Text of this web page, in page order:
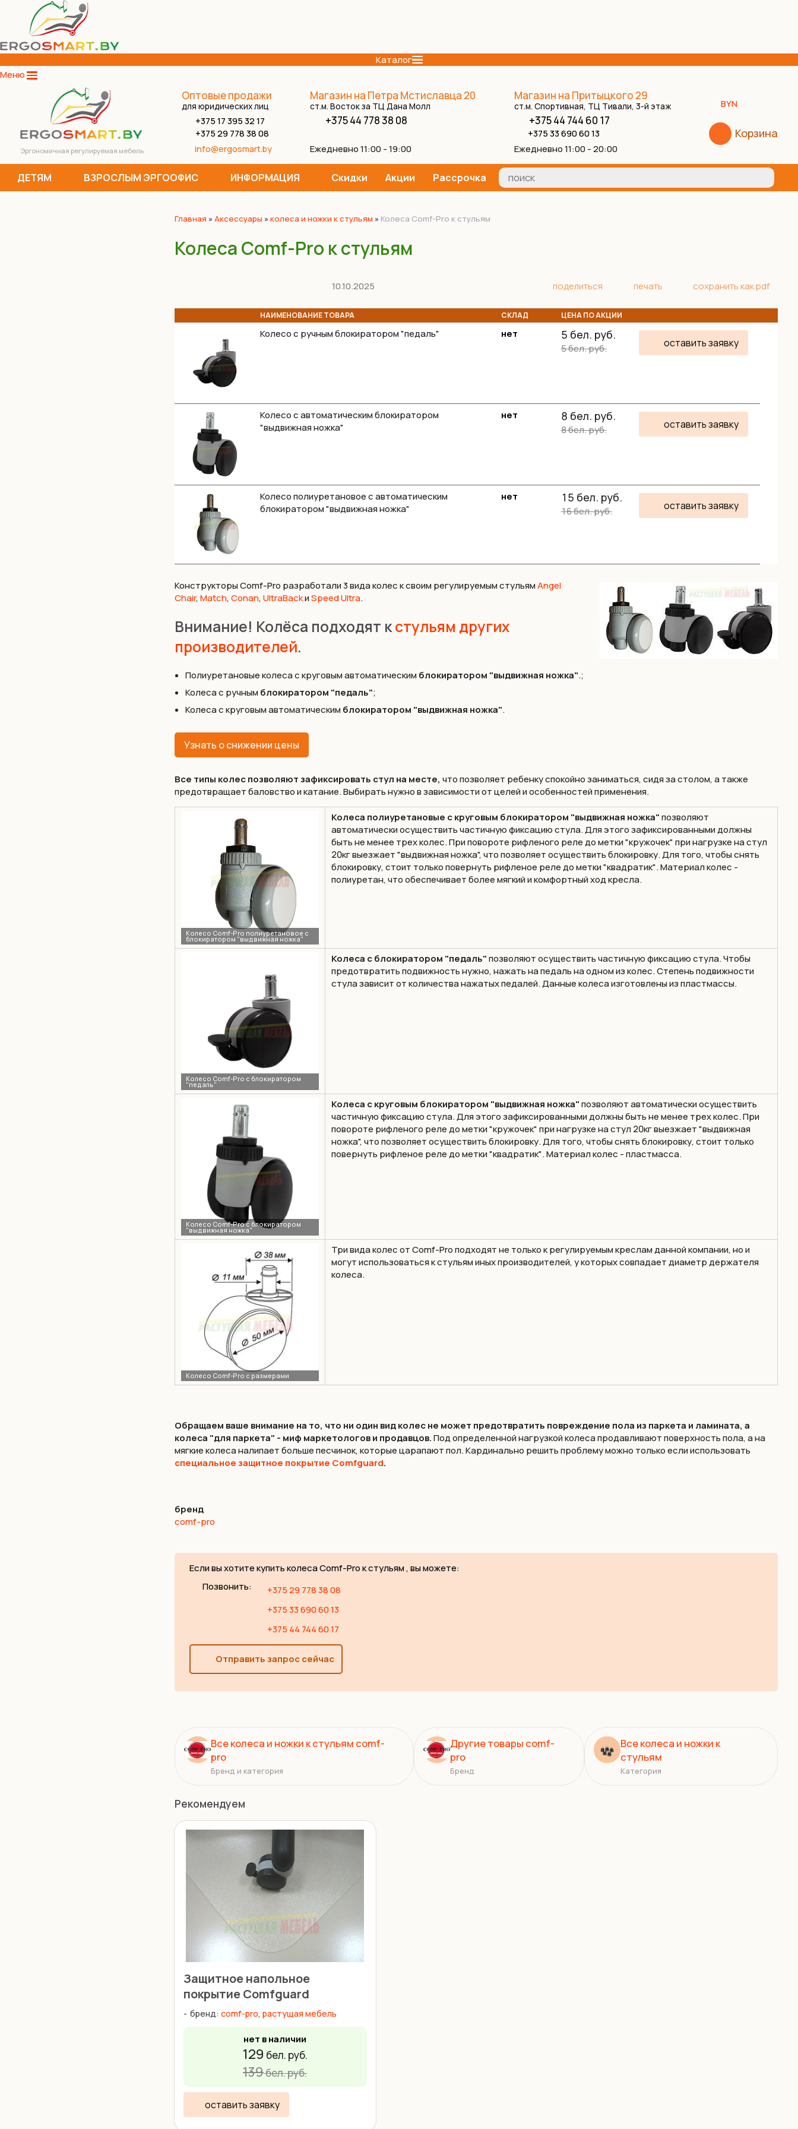
Каталог
Меню
Эргономичная регулируемая мебель
Оптовые продажи
для юридических лиц
+375 17 395 32 17
+375 29 778 38 08
info@ergosmart.by
Магазин на Петра Мстиславца 20
ст.м. Восток за ТЦ Дана Молл
+375 44 778 38 08
Ежедневно 11:00 - 19:00
Магазин на Притыцкого 29
ст.м. Спортивная, ТЦ Тивали, 3-й этаж
+375 44 744 60 17
+375 33 690 60 13
Ежедневно 11:00 - 20:00
BYN
Корзина
ДЕТЯМ ВЗРОСЛЫМ ЭРГООФИС ИНФОРМАЦИЯ Скидки Акции Рассрочка
Главная » Аксессуары » колеса и ножки к стульям » Колеса Comf-Pro к стульям
Колеса Comf-Pro к стульям
10.10.2025 поделиться печать сохранить как pdf
НАИМЕНОВАНИЕ ТОВАРА СКЛАД ЦЕНА ПО АКЦИИ
Колесо с ручным блокиратором "педаль" нет 5 бел. руб.
5бел. руб. оставить заявку
Колесо с автоматическим блокиратором
"выдвижная ножка"
нет 8 бел. руб.
8бел. руб. оставить заявку
Колесо полиуретановое с автоматическим
блокиратором "выдвижная ножка"
нет 15 бел. руб.
16бел. руб. оставить заявку
Конструкторы Comf-Pro разработали 3 вида колес к своим регулируемым стульямAngel
Chair,Match,Conan,UltraBackиSpeed Ultra.
Внимание! Колёса подходят кстульям других
производителей.
Полиуретановые колеса с круговым автоматическимблокиратором "выдвижная ножка".;
Колеса с ручнымблокиратором "педаль";
Колеса с круговым автоматическимблокиратором "выдвижная ножка".
Узнать о снижении цены
Все типы колес позволяют зафиксировать стул на месте, что позволяет ребенку спокойно заниматься, сидя за столом, а также
предотвращает баловство и катание. Выбирать нужно в зависимости от целей и особенностей применения.
Колеса полиуретановые с круговым блокиратором "выдвижная ножка"позволяют
автоматически осуществить частичную фиксацию стула. Для этого зафиксированными должны
быть не менее трех колес. При повороте рифленого реле до метки"кружочек"при нагрузке на стул
20кг выезжает "выдвижная ножка", что позволяет осуществить блокировку. Для того, чтобы снять
блокировку, стоит только повернуть рифленое реле до метки"квадратик". Материал колес -
полиуретан, что обеспечивает более мягкий и комфортный ход кресла.
Колеса с блокиратором "педаль"позволяют осуществить частичную фиксацию стула. Чтобы
предотвратить подвижность нужно, нажать на педаль на одном из колес. Степень подвижности
стула зависит от количества нажатых педалей. Данные колеса изготовлены из пластмассы.
Колеса с круговым блокиратором "выдвижная ножка"позволяют автоматически осуществить
частичную фиксацию стула. Для этого зафиксированными должны быть не менее трех колес. При
повороте рифленого реле до метки"кружочек"при нагрузке на стул 20кг выезжает "выдвижная
ножка", что позволяет осуществить блокировку. Для того, чтобы снять блокировку, стоит только
повернуть рифленое реле до метки"квадратик". Материал колес - пластмасса.
Три вида колес от Comf-Pro подходят не только к регулируемым креслам данной компании, но и
могут использоваться к стульям иных производителей, у которых совпадает диаметр держателя
колеса.
Обращаем ваше внимание на то, что ни один вид колес не может предотвратить повреждение пола из паркета и ламината, а
колеса "для паркета" - миф маркетологов и продавцов.Под определенной нагрузкой колеса продавливают поверхность пола, а на
мягкие колеса налипает больше песчинок, которые царапают пол. Кардинально решить проблему можно только если использовать
специальное защитное покрытие Comfguard.
бренд
comf-pro
Если вы хотите купить колеса Comf-Pro к стульям , вы можете:
Позвонить:
+375 29 778 38 08
+375 33 690 60 13
+375 44 744 60 17
Отправить запрос сейчас
Все колеса и ножки к стульям comf-
pro
Бренд и категория
Другие товары comf-
pro
Бренд
Все колеса и ножки к
стульям
Категория
Рекомендуем
Защитное напольное
покрытие Comfguard
бренд: comf-pro, растущая мебель
нет в наличии
129 бел. руб.
139бел. руб.
оставить заявку